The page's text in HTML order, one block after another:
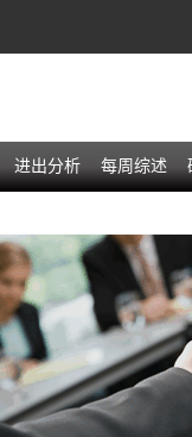
进出分析 每周综述